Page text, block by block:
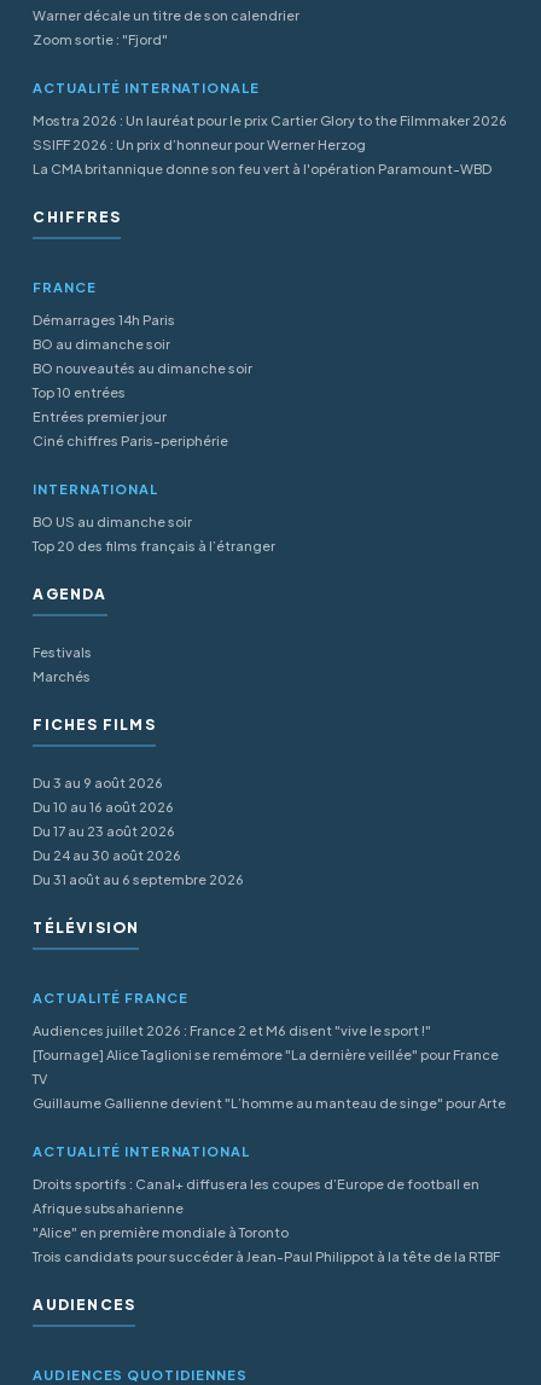
Warner décale un titre de son calendrier
Zoom sortie : "Fjord"
ACTUALITÉ INTERNATIONALE
Mostra 2026 : Un lauréat pour le prix Cartier Glory to the Filmmaker 2026
SSIFF 2026 : Un prix d’honneur pour Werner Herzog
La CMA britannique donne son feu vert à l'opération Paramount-WBD
CHIFFRES
FRANCE
Démarrages 14h Paris
BO au dimanche soir
BO nouveautés au dimanche soir
Top 10 entrées
Entrées premier jour
Ciné chiffres Paris-periphérie
INTERNATIONAL
BO US au dimanche soir
Top 20 des films français à l’étranger
AGENDA
Festivals
Marchés
FICHES FILMS
Du 3 au 9 août 2026
Du 10 au 16 août 2026
Du 17 au 23 août 2026
Du 24 au 30 août 2026
Du 31 août au 6 septembre 2026
TÉLÉVISION
ACTUALITÉ FRANCE
Audiences juillet 2026 : France 2 et M6 disent "vive le sport !"
[Tournage] Alice Taglioni se remémore "La dernière veillée" pour France
TV
Guillaume Gallienne devient "L’homme au manteau de singe" pour Arte
ACTUALITÉ INTERNATIONAL
Droits sportifs : Canal+ diffusera les coupes d’Europe de football en
Afrique subsaharienne
"Alice" en première mondiale à Toronto
Trois candidats pour succéder à Jean-Paul Philippot à la tête de la RTBF
AUDIENCES
AUDIENCES QUOTIDIENNES